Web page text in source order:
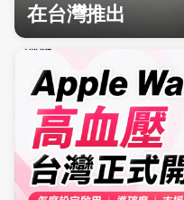
在台灣推出